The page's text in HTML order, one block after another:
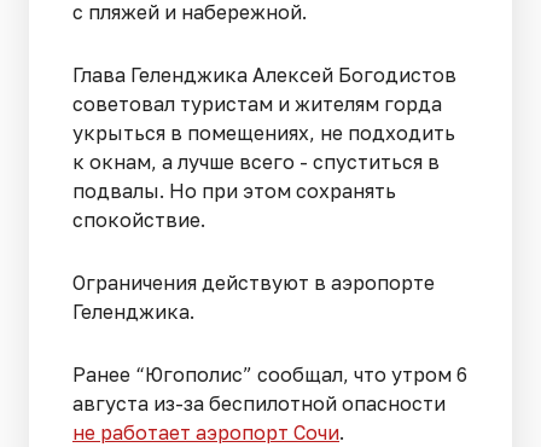
с пляжей и набережной.
Глава Геленджика Алексей Богодистов
советовал туристам и жителям горда
укрыться в помещениях, не подходить
к окнам, а лучше всего - спуститься в
подвалы. Но при этом сохранять
спокойствие.
Ограничения действуют в аэропорте
Геленджика.
Ранее “Югополис” сообщал, что утром 6
августа из-за беспилотной опасности
не работает аэропорт Сочи.